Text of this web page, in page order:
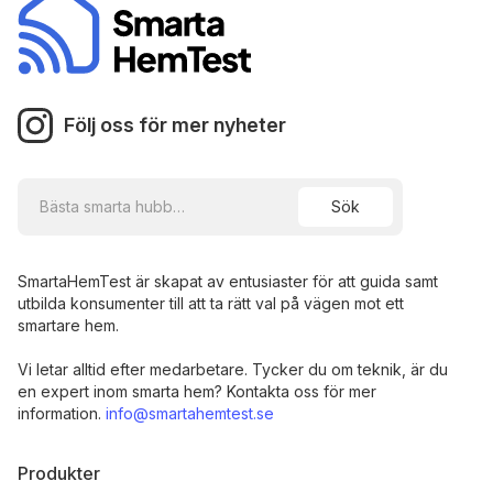
Produkter
Följ oss för mer nyheter
SmartaHemTest är skapat av entusiaster för att guida samt
utbilda konsumenter till att ta rätt val på vägen mot ett
smartare hem.
Vi letar alltid efter medarbetare. Tycker du om teknik, är du
en expert inom smarta hem? Kontakta oss för mer
information. info@smartahemtest.se